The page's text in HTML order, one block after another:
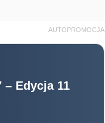
AUTOPROMOCJA
– Edycja 11